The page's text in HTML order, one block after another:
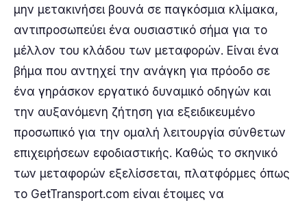
μην μετακινήσει βουνά σε παγκόσμια κλίμακα,
αντιπροσωπεύει ένα ουσιαστικό σήμα για το
μέλλον του κλάδου των μεταφορών. Είναι ένα
βήμα που αντηχεί την ανάγκη για πρόοδο σε
ένα γηράσκον εργατικό δυναμικό οδηγών και
την αυξανόμενη ζήτηση για εξειδικευμένο
προσωπικό για την ομαλή λειτουργία σύνθετων
επιχειρήσεων εφοδιαστικής. Καθώς το σκηνικό
των μεταφορών εξελίσσεται, πλατφόρμες όπως
το GetTransport.com είναι έτοιμες να